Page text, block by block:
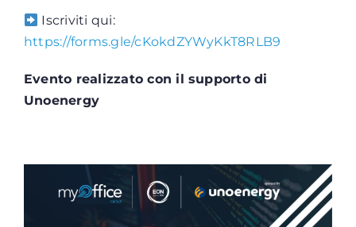
Iscriviti qui:
https://forms.gle/cKokdZYWyKkT8RLB9
Evento realizzato con il supporto di
Unoenergy